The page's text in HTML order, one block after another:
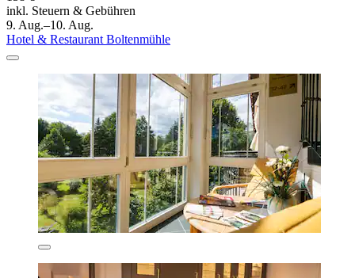
inkl. Steuern & Gebühren
9. Aug.–10. Aug.
Hotel & Restaurant Boltenmühle